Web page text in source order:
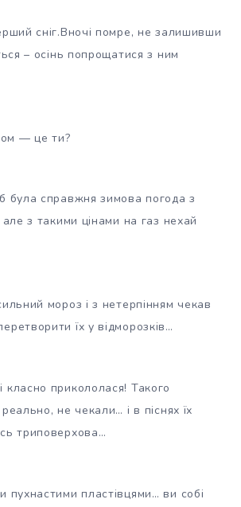
сніг.Вночі помре, не залишивши
– осінь попрощатися з ним
— це ти?
була справжня зимова погода з
але з такими цінами на газ нехай
мороз і з нетерпінням чекав
їх у відморозків…
класно прикололася! Такого
не чекали… і в піснях їх
триповерхова…
пухнастими пластівцями… ви собі